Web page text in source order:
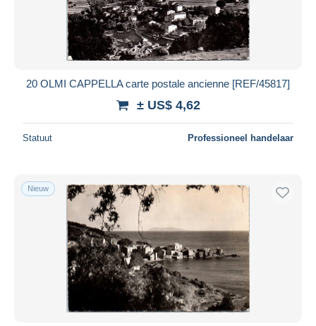
20 OLMI CAPPELLA carte postale ancienne [REF/45817]
± US$ 4,62
Statuut Professioneel handelaar
Nieuw